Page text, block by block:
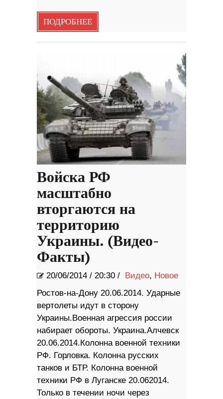
ПОДРОБНЕЕ
Войска РФ
масштабно
вторгаются на
территорию
Украины. (Видео-
Факты)
20/06/2014 / 20:30 / Видео, Новое
Ростов-на-Дону 20.06.2014. Ударные
вертолеты идут в сторону
Украины.Военная агрессия россии
набирает обороты. Украина.Алчевск
20.06.2014.Колонна военной техники
РФ. Горловка. Колонна русских
танков и БТР. Колонна военной
техники РФ в Луганске 20.062014.
Только в течении ночи через